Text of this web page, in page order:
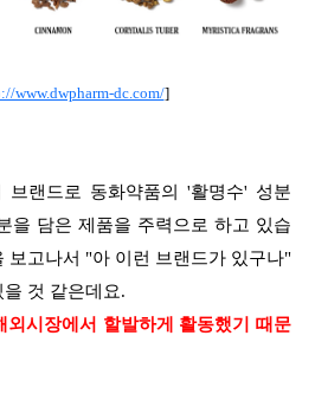
www.dwpharm-dc.com/]
브랜드로 동화약품의 '활명수' 성분
을 담은 제품을 주력으로 하고 있습
보고나서 "아 이런 브랜드가 있구나"
것 같은데요.
외시장에서 할발하게 활동했기 때문